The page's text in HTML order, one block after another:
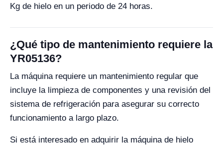
Kg de hielo en un periodo de 24 horas.
¿Qué tipo de mantenimiento requiere la
YR05136?
La máquina requiere un mantenimiento regular que
incluye la limpieza de componentes y una revisión del
sistema de refrigeración para asegurar su correcto
funcionamiento a largo plazo.
Si está interesado en adquirir la máquina de hielo